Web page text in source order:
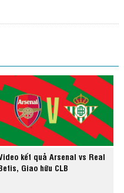
kết quả Arsenal vs Real
Giao hữu CLB